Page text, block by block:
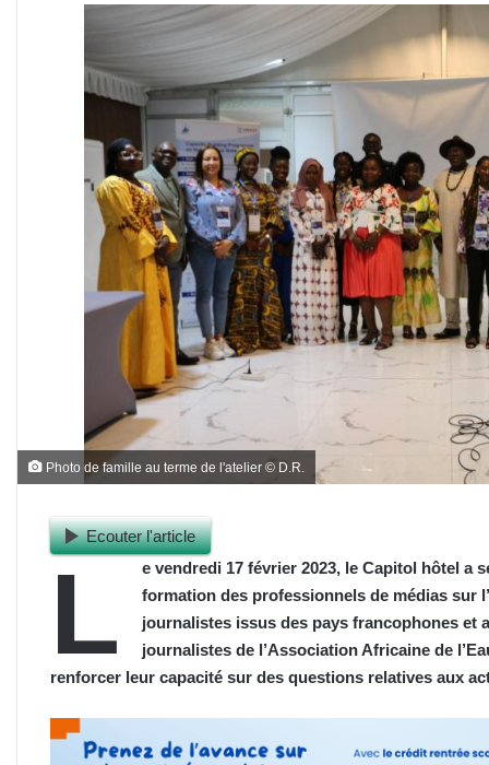
Photo de famille au terme de l'atelier © D.R.
Ecouter l'article
L
e vendredi 17 février 2023, le Capitol hôtel a
formation des professionnels de médias sur
journalistes issus des pays francophones et
journalistes de l’Association Africaine de
renforcer leur capacité sur des questions relatives aux